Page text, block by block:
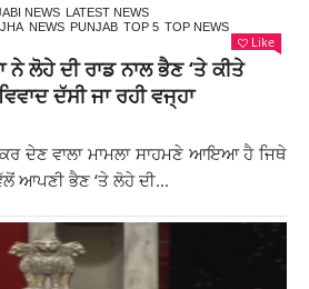
NEWS LATEST NEWS
NEWS PUNJAB TOP 5 TOP NEWS
Like
ਲੋਹੇ ਦੀ ਰਾਡ ਨਾਲ ਭੈਣ ‘ਤੇ ਕੀਤੇ
ਦੱਸੀ ਜਾ ਰਹੀ ਵਜ੍ਹਾ
ਦੇਣ ਵਾਲਾ ਮਾਮਲਾ ਸਾਹਮਣੇ ਆਇਆ ਹੈ ਜਿਥੇ
ਆਪਣੀ ਭੈਣ ‘ਤੇ ਲੋਹੇ ਦੀ...